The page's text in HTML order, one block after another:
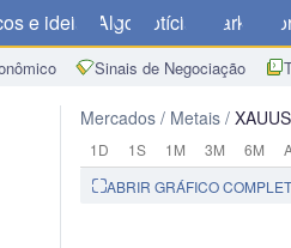
e ideias Algo Notícias Market
Sinais de Negociação
Mercados Metais
1D 1S 1M 3M 6M
ABRIR GRÁFICO